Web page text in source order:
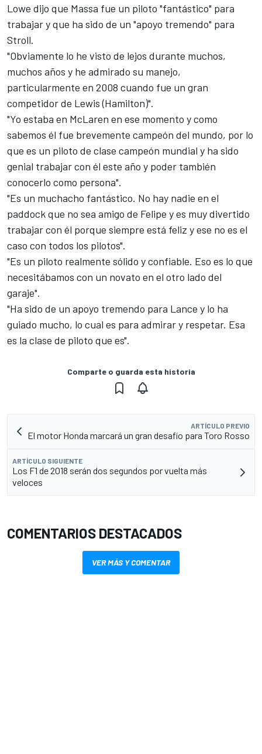
Lowe dijo que Massa fue un piloto "fantástico" para
trabajar y que ha sido de un "apoyo tremendo" para
Stroll.
"Obviamente lo he visto de lejos durante muchos,
muchos años y he admirado su manejo,
particularmente en 2008 cuando fue un gran
competidor de Lewis (Hamilton)".
"Yo estaba en McLaren en ese momento y como
sabemos él fue brevemente campeón del mundo, por lo
que es un piloto de clase campeón mundial y ha sido
genial trabajar con él este año y poder también
conocerlo como persona".
"Es un muchacho fantástico. No hay nadie en el
paddock que no sea amigo de Felipe y es muy divertido
trabajar con él porque siempre está feliz y ese no es el
caso con todos los pilotos".
"Es un piloto realmente sólido y confiable. Eso es lo que
necesitábamos con un novato en el otro lado del
garaje".
"Ha sido de un apoyo tremendo para Lance y lo ha
guiado mucho, lo cual es para admirar y respetar. Esa
es la clase de piloto que es".
Comparte o guarda esta historia
ARTÍCULO PREVIO
El motor Honda marcará un gran desafío para Toro Rosso
ARTÍCULO SIGUIENTE
Los F1 de 2018 serán dos segundos por vuelta más
veloces
COMENTARIOS DESTACADOS
VER MÁS Y COMENTAR